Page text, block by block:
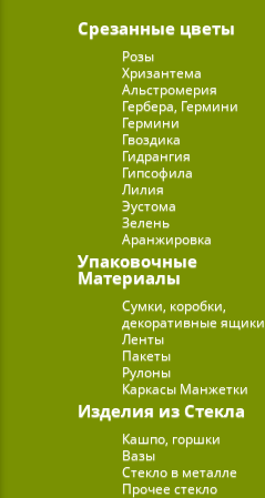
Срезанные цветы
Розы
Хризантема
Альстромерия
Гербера, Гермини
Гермини
Гвоздика
Гидрангия
Гипсофила
Лилия
Эустома
Зелень
Аранжировка
Упаковочные
Материалы
Сумки, коробки,
декоративные ящики
Ленты
Пакеты
Рулоны
Каркасы Манжетки
Изделия из Стекла
Кашпо, горшки
Вазы
Стекло в металле
Прочее стекло